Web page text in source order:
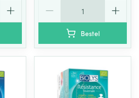
Bestel